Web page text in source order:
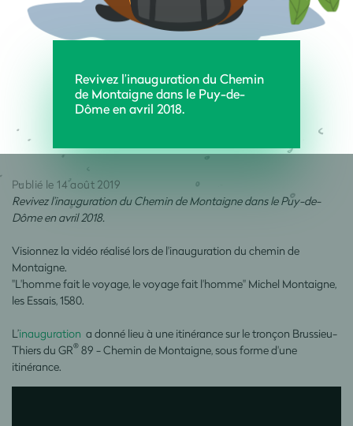
Revivez l’inauguration du Chemin
de Montaigne dans le Puy-de-
Dôme en avril 2018.
Publié le 14 août 2019
Revivez l’inauguration du Chemin de Montaigne dans le Puy-de-
Dôme en avril 2018.
Visionnez la vidéo réalisé lors de l'inauguration du chemin de
Montaigne.
"L'homme fait le voyage, le voyage fait l'homme" Michel Montaigne,
les Essais, 1580.
L’inauguration a donné lieu à une itinérance sur le tronçon Brussieu-
Thiers du GR® 89 - Chemin de Montaigne, sous forme d'une
itinérance.